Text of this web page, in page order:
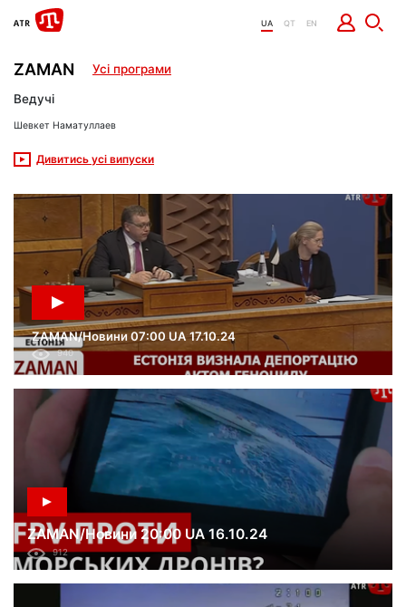
UA QT EN
ZAMAN Усі програми
ZAMAN/Новини 07:00 UA 17.10.24
940
ZAMAN/Новини 20:00 UA 16.10.24
912
Ведучі
Шевкет Наматуллаев
Дивитись усі випуски